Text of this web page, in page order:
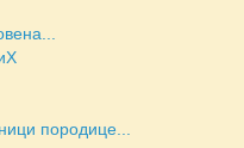
породице...